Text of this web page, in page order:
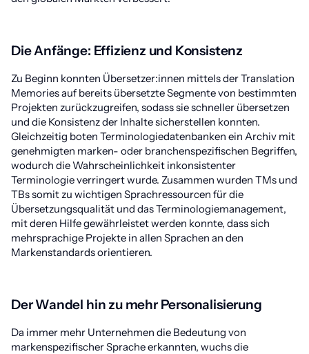
Die Anfänge: Effizienz und Konsistenz
Zu Beginn konnten Übersetzer:innen mittels der Translation
Memories auf bereits übersetzte Segmente von bestimmten
Projekten zurückzugreifen, sodass sie schneller übersetzen
und die Konsistenz der Inhalte sicherstellen konnten.
Gleichzeitig boten Terminologiedatenbanken ein Archiv mit
genehmigten marken- oder branchenspezifischen Begriffen,
wodurch die Wahrscheinlichkeit inkonsistenter
Terminologie verringert wurde. Zusammen wurden TMs und
TBs somit zu wichtigen Sprachressourcen für die
Übersetzungsqualität und das Terminologiemanagement,
mit deren Hilfe gewährleistet werden konnte, dass sich
mehrsprachige Projekte in allen Sprachen an den
Markenstandards orientieren.
Der Wandel hin zu mehr Personalisierung
Da immer mehr Unternehmen die Bedeutung von
markenspezifischer Sprache erkannten, wuchs die